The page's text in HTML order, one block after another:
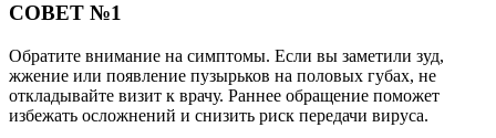
СОВЕТ №1
Обратите внимание на симптомы. Если вы заметили зуд,
жжение или появление пузырьков на половых губах, не
откладывайте визит к врачу. Раннее обращение поможет
избежать осложнений и снизить риск передачи вируса.